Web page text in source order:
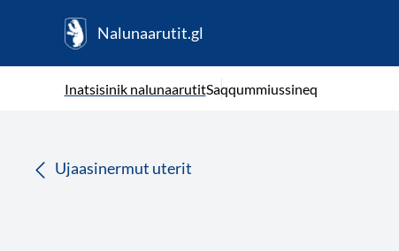
Nalunaarutit.gl
Inatsisinik nalunaarutitSaqqummiussineq
Ujaasinermut uterit